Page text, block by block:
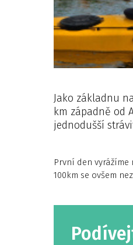
Jako základnu
km západně od
jednodušší
První den
100km se ovšem